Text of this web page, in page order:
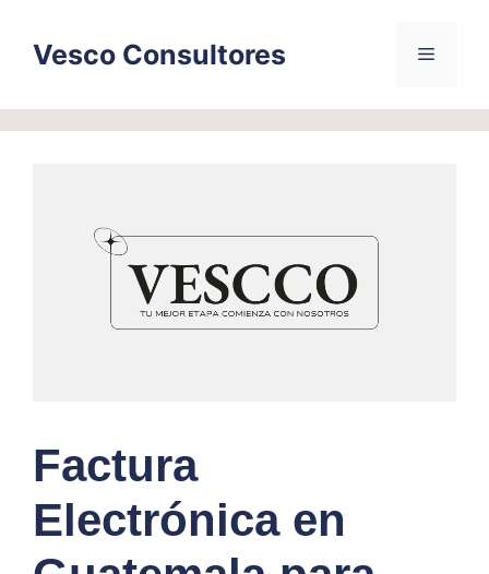
contentVesco Consultores Menu
Factura
Electrónica en